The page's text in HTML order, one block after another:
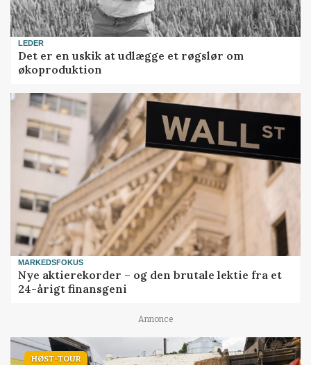
LEDER
Det er en uskik at udlægge et røgslør om
økoproduktion
MARKEDSFOKUS
Nye aktierekorder – og den brutale lektie fra et
24-årigt finansgeni
Annonce
HØST-TOUR